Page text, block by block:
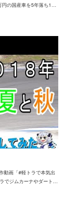
円の国産車を5年落ち1…
動画「#軽トラで本気出
でジムカーナやダート…